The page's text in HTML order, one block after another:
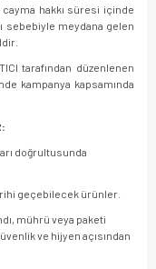
hakkı süresi içinde
sebebiyle meydana gelen
tarafından düzenlenen
kampanya kapsamında
doğrultusunda
geçebilecek ürünler.
mührü veya paketi
ve hijyen açısından